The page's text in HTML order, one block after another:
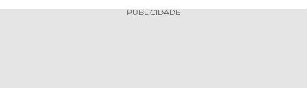
PUBLICIDADE